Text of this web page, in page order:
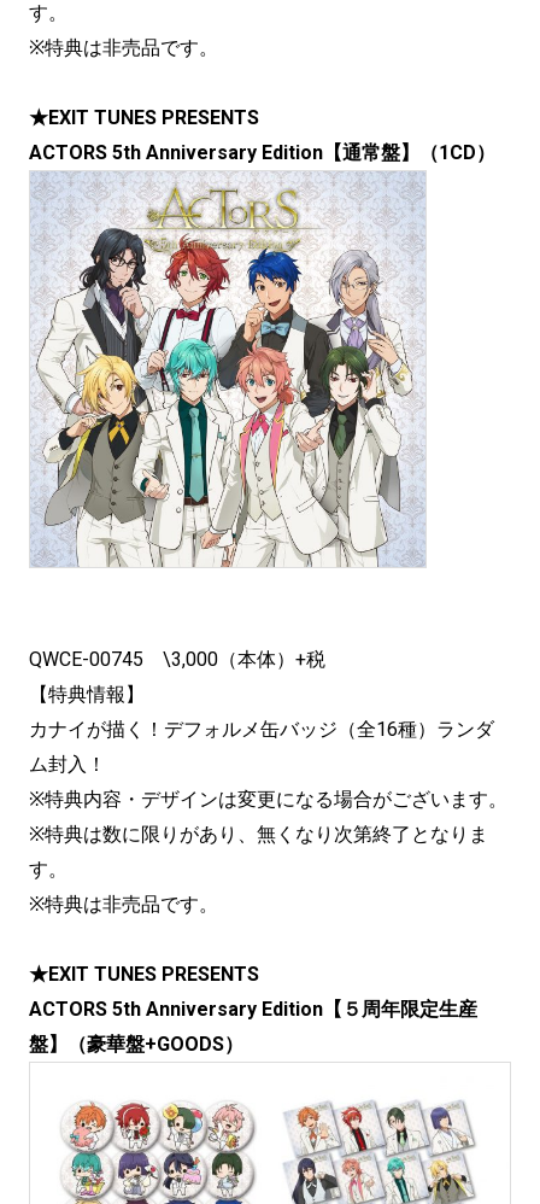
す。
※特典は非売品です。
★EXIT TUNES PRESENTS
ACTORS 5th Anniversary Edition【通常盤】（1CD）
QWCE-00745 \3,000（本体）+税
【特典情報】
カナイが描く！デフォルメ缶バッジ（全16種）ランダ
ム封入！
※特典内容・デザインは変更になる場合がございます。
※特典は数に限りがあり、無くなり次第終了となりま
す。
※特典は非売品です。
★EXIT TUNES PRESENTS
ACTORS 5th Anniversary Edition【５周年限定生産
盤】（豪華盤+GOODS）